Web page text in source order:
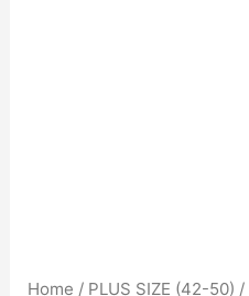
Home / PLUS SIZE (42-50) /